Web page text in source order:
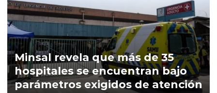
Minsal revela que más de 35
hospitales se encuentran bajo
parámetros exigidos de atención